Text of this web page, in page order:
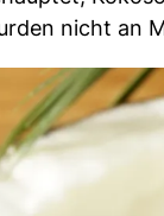
nicht an